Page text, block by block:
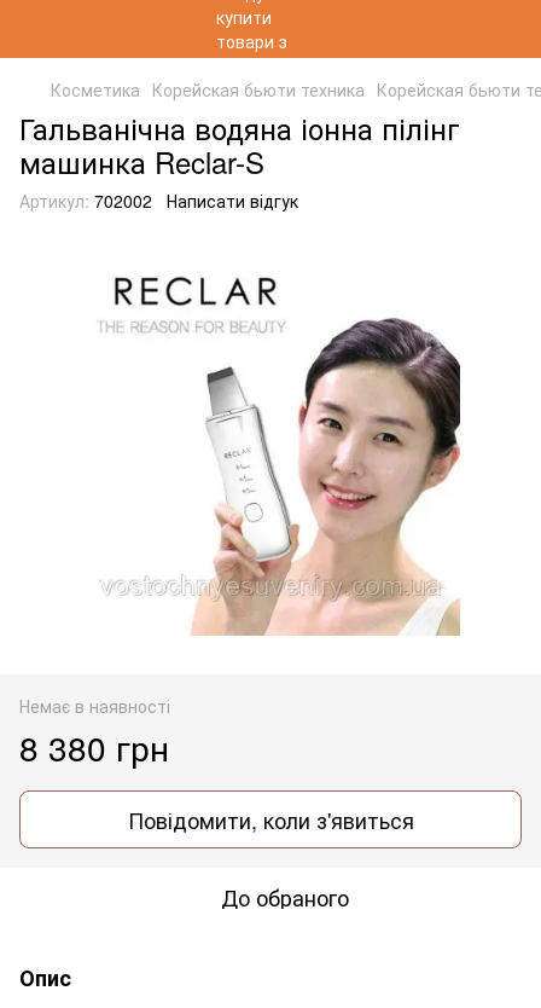
Косметика Корейская бьюти техника Корейская бьюти
Гальванічна водяна іонна пілінг
машинка Reclar-S
Артикул: 702002 Написати відгук
Немає в наявності
8 380 грн
Повідомити, коли з'явиться
До обраного
Опис